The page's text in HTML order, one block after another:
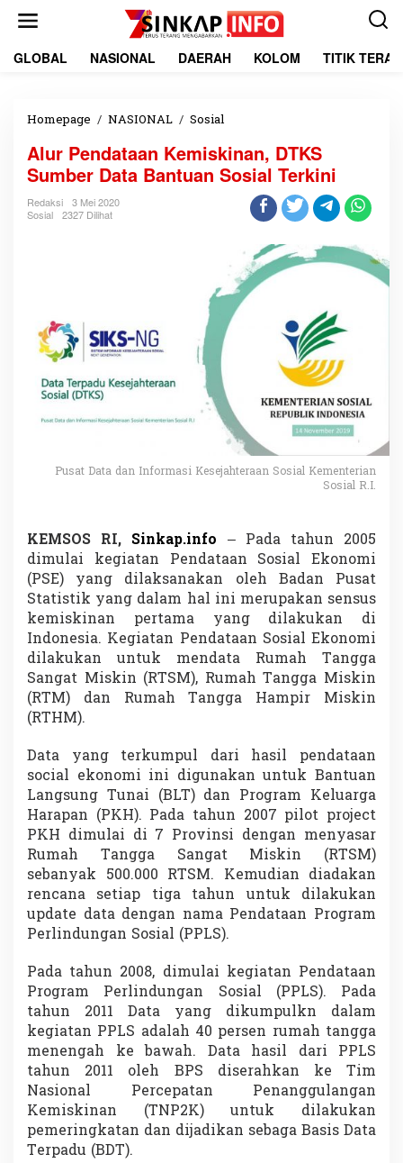
GLOBAL NASIONAL DAERAH KOLOM TITIK
Homepage / NASIONAL / Sosial
u
r
P
a
n
K
s
k
i
n
n
K
S
m
b
e
r
D
a
t
a
n
t
u
a
n
S
o
s
i
l
e
r
k
i
n
i
Alur Pendataan Kemiskinan, DTKS
Sumber Data Bantuan Sosial Terkini
Redaksi
3 Mei 2020
Sosial
2327 Dilihat
Pusat Data dan Informasi Kesejahteraan Sosial Kementerian
Sosial R.I.
KEMSOS RI, Sinkap.info – Pada tahun 2005
dimulai kegiatan Pendataan Sosial Ekonomi
(PSE) yang dilaksanakan oleh Badan Pusat
Statistik yang dalam hal ini merupakan sensus
kemiskinan pertama yang dilakukan di
Indonesia. Kegiatan Pendataan Sosial Ekonomi
dilakukan untuk mendata Rumah Tangga
Sangat Miskin (RTSM), Rumah Tangga Miskin
(RTM) dan Rumah Tangga Hampir Miskin
(RTHM).
Data yang terkumpul dari hasil pendataan
social ekonomi ini digunakan untuk Bantuan
Langsung Tunai (BLT) dan Program Keluarga
Harapan (PKH). Pada tahun 2007 pilot project
PKH dimulai di 7 Provinsi dengan menyasar
Rumah Tangga Sangat Miskin (RTSM)
sebanyak 500.000 RTSM. Kemudian diadakan
rencana setiap tiga tahun untuk dilakukan
update data dengan nama Pendataan Program
Perlindungan Sosial (PPLS).
Pada tahun 2008, dimulai kegiatan Pendataan
Program Perlindungan Sosial (PPLS). Pada
tahun 2011 Data yang dikumpulkn dalam
kegiatan PPLS adalah 40 persen rumah tangga
menengah ke bawah. Data hasil dari PPLS
tahun 2011 oleh BPS diserahkan ke Tim
Nasional Percepatan Penanggulangan
Kemiskinan (TNP2K) untuk dilakukan
pemeringkatan dan dijadikan sebaga Basis Data
Terpadu (BDT).